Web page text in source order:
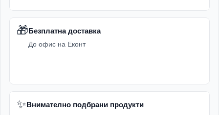
🎁Безплатна доставка
До офис на Еконт
✨Внимателно подбрани продукти